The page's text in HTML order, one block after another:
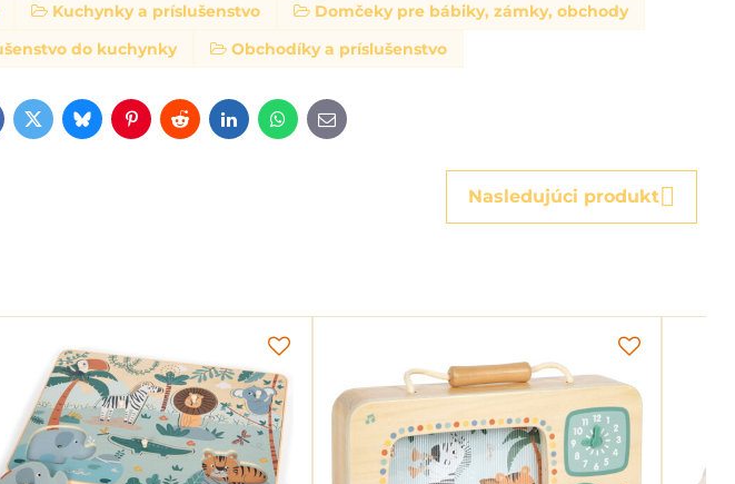
Kuchynky a príslušenstvo
Domčeky pre bábiky, zámky, obchody
do kuchynky Obchodíky a príslušenstvo
TwitterBlueskyPinterest
RedditLinkedInWhatsApp
E-
mail
Nasledujúci produkt